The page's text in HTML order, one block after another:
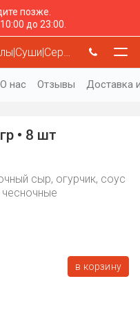
позже.
до 23:00.
Зебра
О нас Отзывы Доставка
• 8 шт
сыр, огурчик, соус
в корзину